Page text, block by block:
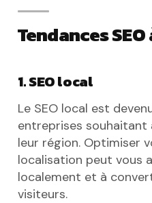
Tendances
1. SEO local
Le SEO local est
entreprises
leur région. Optimiser
localisation peut vous
localement et à
visiteurs.